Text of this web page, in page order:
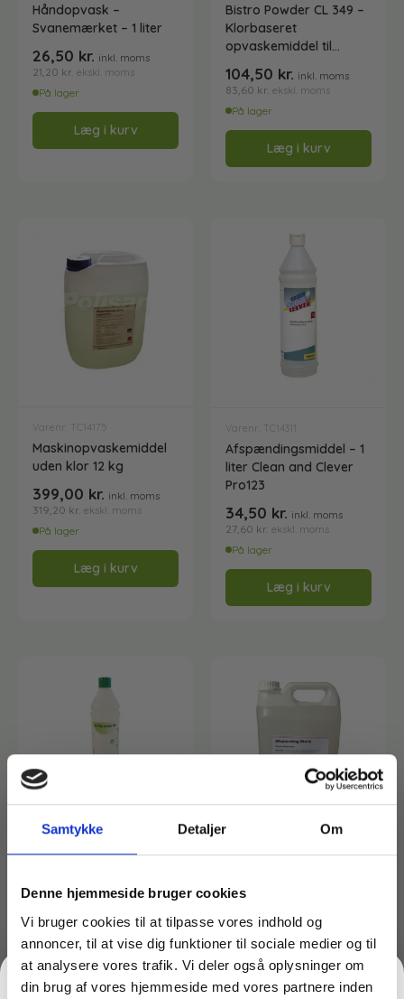
Samtykke Detaljer Om
Denne hjemmeside bruger cookies
Vi bruger cookies til at tilpasse vores indhold og
annoncer, til at vise dig funktioner til sociale medier og til
at analysere vores trafik. Vi deler også oplysninger om
din brug af vores hjemmeside med vores partnere inden
Kalkfjerner
Køkkenrengøring
Opvaskemiddel
Spritservietter
Universalrengøring
Vaske- plejemidler og polish
Affaldshåndtering
Affaldsstativer
Gribetænger
Udendørs askebæger
Desinfektion og rengøring
Ecolab Badeværelse
Ecolab Gulvrengøring
Grundrengøringsmidler
Handsker og værnemidler
Personlig hygiejne og pleje
Håndsprit
Afstøver
Rengøring
Graffitifjerner
Håndopvask –
Svanemærket – 1 liter
26,50 kr. inkl. moms
21,20 kr. ekskl. moms
På lager
Læg i kurv
Bistro Powder CL 349 –
Klorbaseret
opvaskemiddel til
104,50 kr. inkl. moms
83,60 kr. ekskl. moms
På lager
Læg i kurv
Varenr: TC14175
Maskinopvaskemiddel
uden klor 12 kg
399,00 kr. inkl. moms
319,20 kr. ekskl. moms
På lager
Læg i kurv
Varenr: TC14311
Afspændingsmiddel – 1
liter Clean and Clever
Pro123
34,50 kr. inkl. moms
27,60 kr. ekskl. moms
På lager
Læg i kurv
Varenr: TC14310
Afspændingsmiddel til
61,88kr.
49,50kr. ekskl. moms
På lager
Afspændingsmiddel til
223,75kr.
179,00kr. ekskl. moms
På lager